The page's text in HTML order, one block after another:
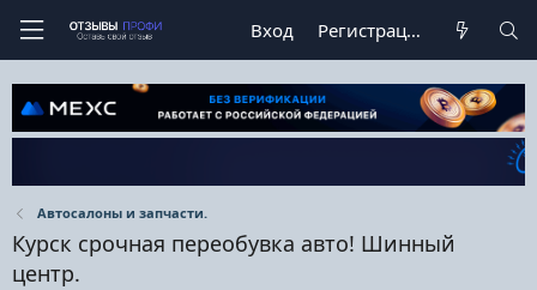
Вход Регистрация
Автосалоны и запчасти.
Курск срочная переобувка авто! Шинный
центр.